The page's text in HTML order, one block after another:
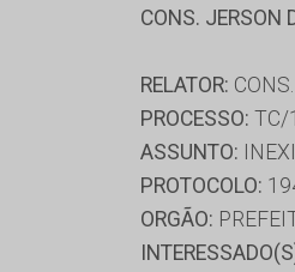
CONS. JERSON
RELATOR:
PROCESSO: TC/
ASSUNTO:
PROTOCOLO:
ORGÃO: